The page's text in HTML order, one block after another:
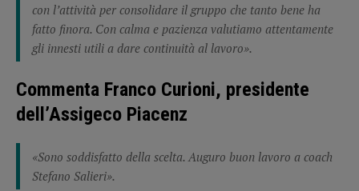
con l’attività per consolidare il gruppo che tanto bene ha
fatto finora. Con calma e pazienza valutiamo attentamente
gli innesti utili a dare continuità al lavoro».
Commenta Franco Curioni, presidente
dell’Assigeco Piacenz
«Sono soddisfatto della scelta. Auguro buon lavoro a coach
Stefano Salieri».